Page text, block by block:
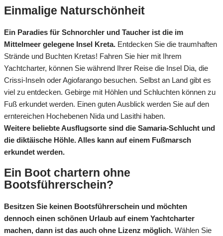
Einmalige Naturschönheit
Ein Paradies für Schnorchler und Taucher ist die im
Mittelmeer gelegene Insel Kreta. Entdecken Sie die traumhaften
Strände und Buchten Kretas! Fahren Sie hier mit Ihrem
Yachtcharter, können Sie während Ihrer Reise die Insel Dia, die
Crissi-Inseln oder Agiofarango besuchen. Selbst an Land gibt es
viel zu entdecken. Gebirge mit Höhlen und Schluchten können zu
Fuß erkundet werden. Einen guten Ausblick werden Sie auf den
erntereichen Hochebenen Nida und Lasithi haben.
Weitere beliebte Ausflugsorte sind die Samaria-Schlucht und
die diktäische Höhle. Alles kann auf einem Fußmarsch
erkundet werden.
Ein Boot chartern ohne
Bootsführerschein?
Besitzen Sie keinen Bootsführerschein und möchten
dennoch einen schönen Urlaub auf einem Yachtcharter
machen, dann ist das auch ohne Lizenz möglich. Wählen Sie